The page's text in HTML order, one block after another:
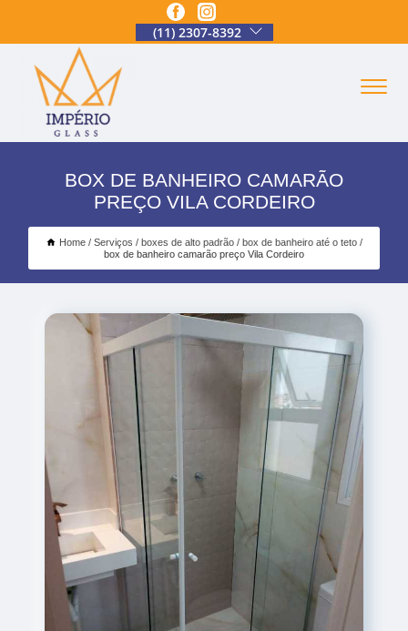
(11) 2307-8392
BOX DE BANHEIRO CAMARÃO
PREÇO VILA CORDEIRO
Home Serviços boxes de alto padrão
box de banheiro até o teto
box de banheiro camarão preço Vila Cordeiro